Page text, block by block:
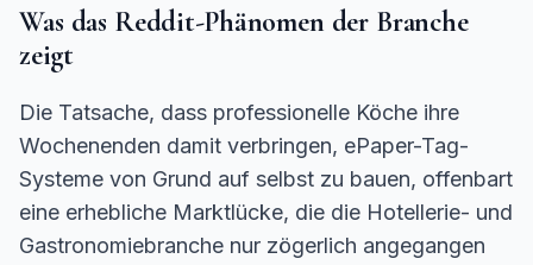
Was das Reddit-Phänomen der Branche
zeigt
Die Tatsache, dass professionelle Köche ihre
Wochenenden damit verbringen, ePaper-Tag-
Systeme von Grund auf selbst zu bauen, offenbart
eine erhebliche Marktlücke, die die Hotellerie- und
Gastronomiebranche nur zögerlich angegangen